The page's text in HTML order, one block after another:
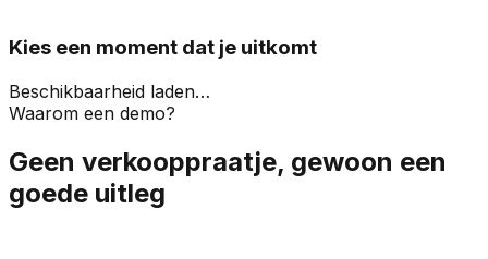
Kies een moment dat je uitkomt
Beschikbaarheid laden…
Waarom een demo?
Geen verkooppraatje, gewoon een
goede uitleg